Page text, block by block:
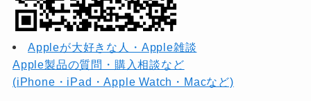
Appleが大好きな人・Apple雑談
Apple製品の質問・購入相談など
(iPhone・iPad・Apple Watch・Macなど)